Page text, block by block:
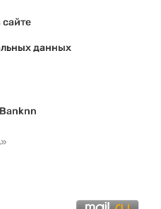
данных
Banknn